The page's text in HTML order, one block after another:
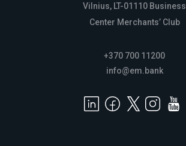
Vilnius, LT-01110 Business
Center Merchants’ Club
+370 700 11200
info@em.bank